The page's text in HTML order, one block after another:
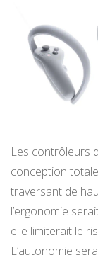
Les contrôleurs
conception
traversant de
l’ergonomie
elle limiterait le
L’autonomie